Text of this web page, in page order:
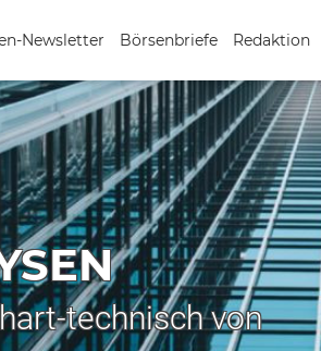
Newsletter Börsenbriefe Redaktion
technisch von